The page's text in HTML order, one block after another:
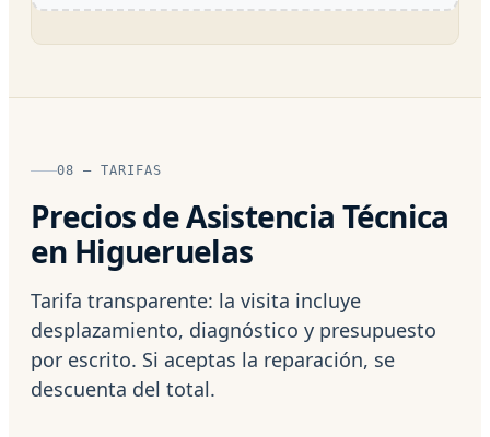
08 — TARIFAS
Precios de Asistencia Técnica
en Higueruelas
Tarifa transparente: la visita incluye
desplazamiento, diagnóstico y presupuesto
por escrito. Si aceptas la reparación, se
descuenta del total.